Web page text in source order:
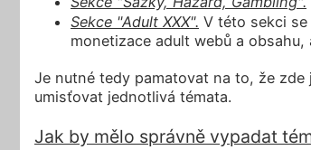
Sekce "Adult XXX". V této sekci
monetizace adult webů a
Je nutné tedy pamatovat na to, že
umisťovat jednotlivá témata.
Jak by mělo správně vypadat